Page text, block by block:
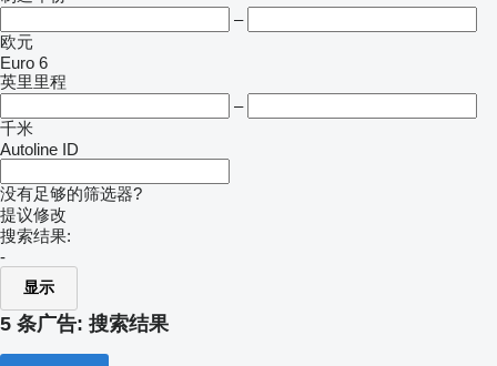
–
欧元
Euro 6
英里里程
–
千米
Autoline ID
没有足够的筛选器?
提议修改
搜索结果:
-
显示
5 条广告: 搜索结果